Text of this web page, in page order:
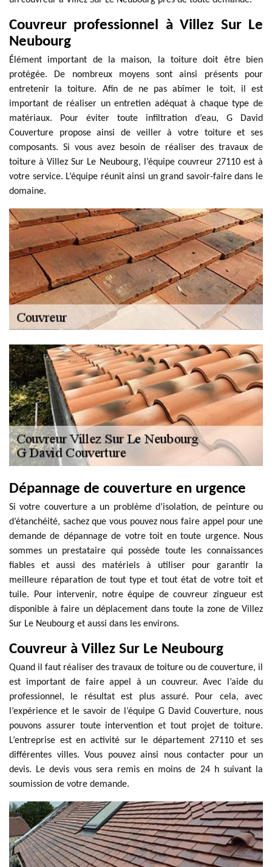
Couvreur professionnel à Villez Sur Le
Neubourg
Élément important de la maison, la toiture doit être bien
protégée. De nombreux moyens sont ainsi présents pour
entretenir la toiture. Afin de ne pas abîmer le toit, il est
important de réaliser un entretien adéquat à chaque type de
matériaux. Pour éviter toute infiltration d’eau, G David
Couverture propose ainsi de veiller à votre toiture et ses
composants. Si vous avez besoin de réaliser des travaux de
toiture à Villez Sur Le Neubourg, l’équipe couvreur 27110 est à
votre service. L’équipe réunit ainsi un grand savoir-faire dans le
domaine.
Dépannage de couverture en urgence
Si votre couverture a un problème d’isolation, de peinture ou
d’étanchéité, sachez que vous pouvez nous faire appel pour une
demande de dépannage de votre toit en toute urgence. Nous
sommes un prestataire qui possède toute les connaissances
fiables et aussi des matériels à utiliser pour garantir la
meilleure réparation de tout type et tout état de votre toit et
tuile. Pour intervenir, notre équipe de couvreur zingueur est
disponible à faire un déplacement dans toute la zone de Villez
Sur Le Neubourg et aussi dans les environs.
Couvreur à Villez Sur Le Neubourg
Quand il faut réaliser des travaux de toiture ou de couverture, il
est important de faire appel à un couvreur. Avec l’aide du
professionnel, le résultat est plus assuré. Pour cela, avec
l’expérience et le savoir de l’équipe G David Couverture, nous
pouvons assurer toute intervention et tout projet de toiture.
L’entreprise est en activité sur le département 27110 et ses
différentes villes. Vous pouvez ainsi nous contacter pour un
devis. Le devis vous sera remis en moins de 24 h suivant la
soumission de votre demande.